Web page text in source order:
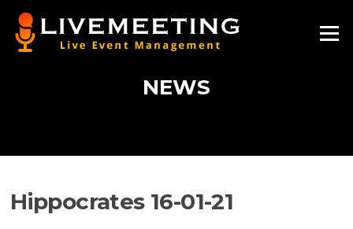
contenuto
Menu
NEWS
Hippocrates 16-01-21